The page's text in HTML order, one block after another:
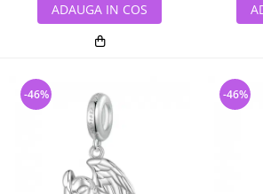
ADAUGA IN COS
-46% -46%